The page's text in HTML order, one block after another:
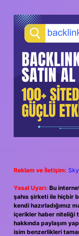
Reklam ve İletişim:
Yasal Uyarı: Bu
şahıs şirketi ile hiçbir
kendi hazırladığımız
içerikler haber niteliği
hakkında paylaşım
isim benzerlikleri